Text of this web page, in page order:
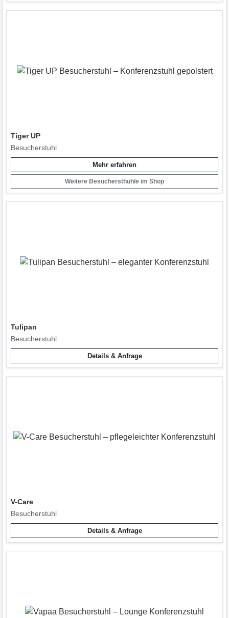
Tiger UP
Besucherstuhl
Mehr erfahren
Weitere Besuchersthühle im Shop
Tulipan
Besucherstuhl
Details & Anfrage
V-Care
Besucherstuhl
Details & Anfrage